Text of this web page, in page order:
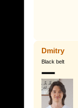
Dmitry
Black belt